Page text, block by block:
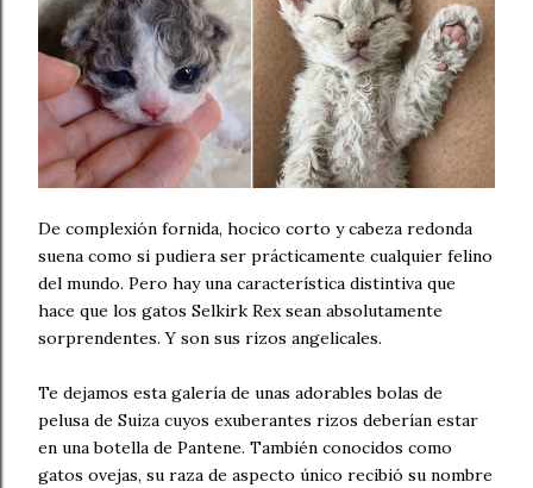
De complexión fornida, hocico corto y cabeza redonda
suena como si pudiera ser prácticamente cualquier felino
del mundo. Pero hay una característica distintiva que
hace que los gatos Selkirk Rex sean absolutamente
sorprendentes. Y son sus rizos angelicales.
Te dejamos esta galería de unas adorables bolas de
pelusa de Suiza cuyos exuberantes rizos deberían estar
en una botella de Pantene. También conocidos como
gatos ovejas, su raza de aspecto único recibió su nombre